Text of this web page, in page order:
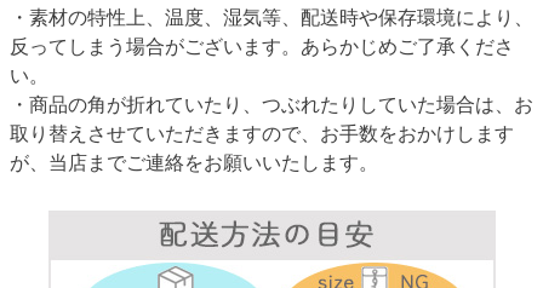
・素材の特性上、温度、湿気等、配送時や保存環境により、
反ってしまう場合がございます。あらかじめご了承くださ
い。
・商品の角が折れていたり、つぶれたりしていた場合は、お
取り替えさせていただきますので、お手数をおかけします
が、当店までご連絡をお願いいたします。